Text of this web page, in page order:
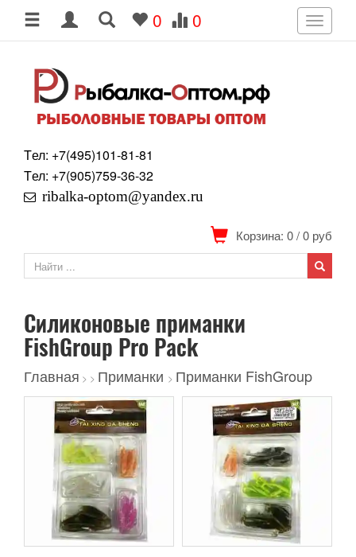
0 0
Toggle
Tел: +7(495)101-81-81
Tел: +7(905)759-36-32
ribalka-optom@yandex.ru
Корзина: 0/0 руб
Силиконовые приманки
FishGroup Pro Pack
Главная > > Приманки > Приманки FishGroup